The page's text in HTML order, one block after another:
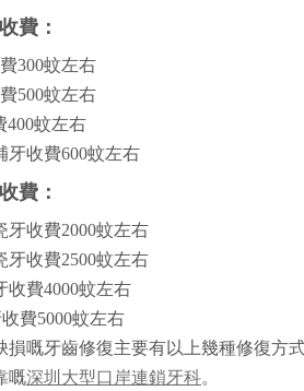
費：
300蚊左右
500蚊左右
400蚊左右
牙收費600蚊左右
費：
牙收費2000蚊左右
牙收費2500蚊左右
收費4000蚊左右
費5000蚊左右
損嘅牙齒修復主要有以上幾種修復方
嘅深圳大型口岸連鎖牙科。